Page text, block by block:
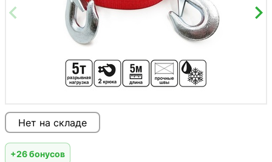
Нет на складе
+26 бонусов